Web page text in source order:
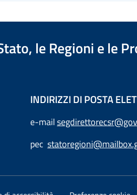
le Regioni e le
INDIRIZZI DI POSTA
e-mail
pec